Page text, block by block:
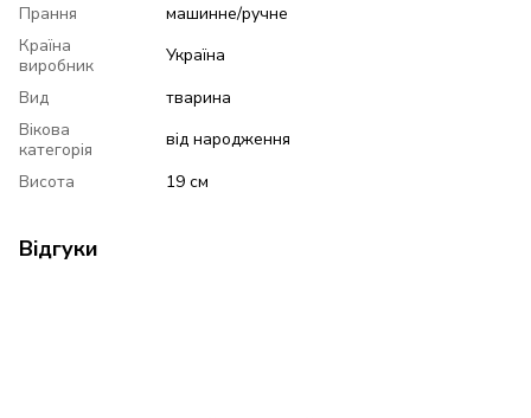
Прання
машинне/ручне
Країна
виробник
Україна
Вид
тварина
Вікова
категорія
від народження
Висота
19 см
Відгуки